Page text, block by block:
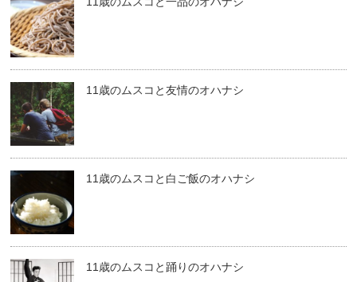
11歳のムスコと友情のオハナシ
11歳のムスコと白ご飯のオハナシ
11歳のムスコと踊りのオハナシ